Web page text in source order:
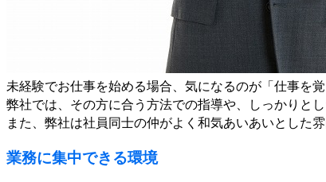
未経験でお仕事を始める場合、気になるのが「仕事を
弊社では、その方に合う方法での指導や、しっかりとし
また、弊社は社員同士の仲がよく和気あいあいとした
業務に集中できる環境